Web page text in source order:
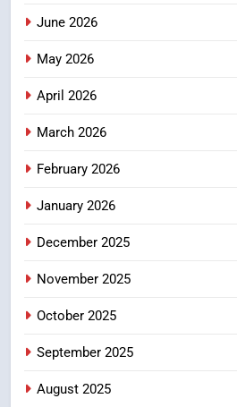
4
5
6
June 2026
May 2026
April 2026
March 2026
February 2026
January 2026
December 2025
November 2025
October 2025
September 2025
August 2025